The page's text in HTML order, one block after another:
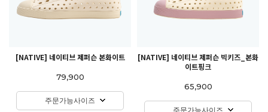
[NATIVE] 네이티브 제퍼슨 본화이트
79,900
주문가능사이즈
[NATIVE] 네이티브 제퍼슨 빅키즈_본화
이트핑크
65,900
주문가능사이즈